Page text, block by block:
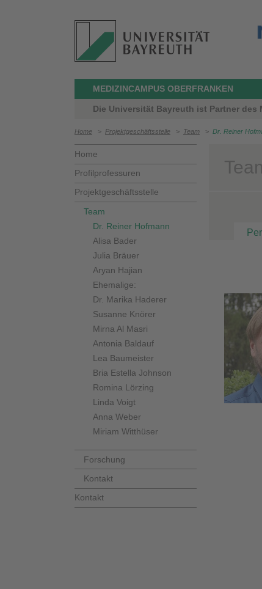
MEDIZINCAMPUS OBERFRANKEN
Die Universität Bayreuth ist Partner des
Home > Projektgeschäftsstelle > Team > Dr. Reiner
Home
Profilprofessuren
Projektgeschäftsstelle
Team
Dr. Reiner Hofmann
Alisa Bader
Julia Bräuer
Aryan Hajian
Ehemalige:
Dr. Marika Haderer
Susanne Knörer
Mirna Al Masri
Antonia Baldauf
Lea Baumeister
Bria Estella Johnson
Romina Lörzing
Linda Voigt
Anna Weber
Miriam Witthüser
Forschung
Kontakt
Kontakt